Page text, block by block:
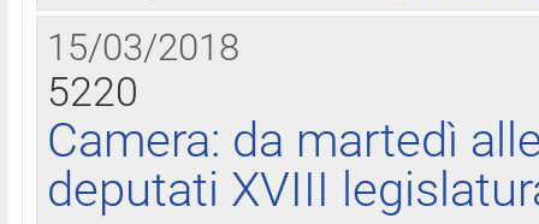
15/03/2018
5220
Camera: da martedì
deputati XVIII